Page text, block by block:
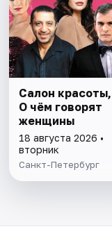
Салон
О чём говорят
женщины
18 августа 2026 •
вторник
Санкт-Петербург